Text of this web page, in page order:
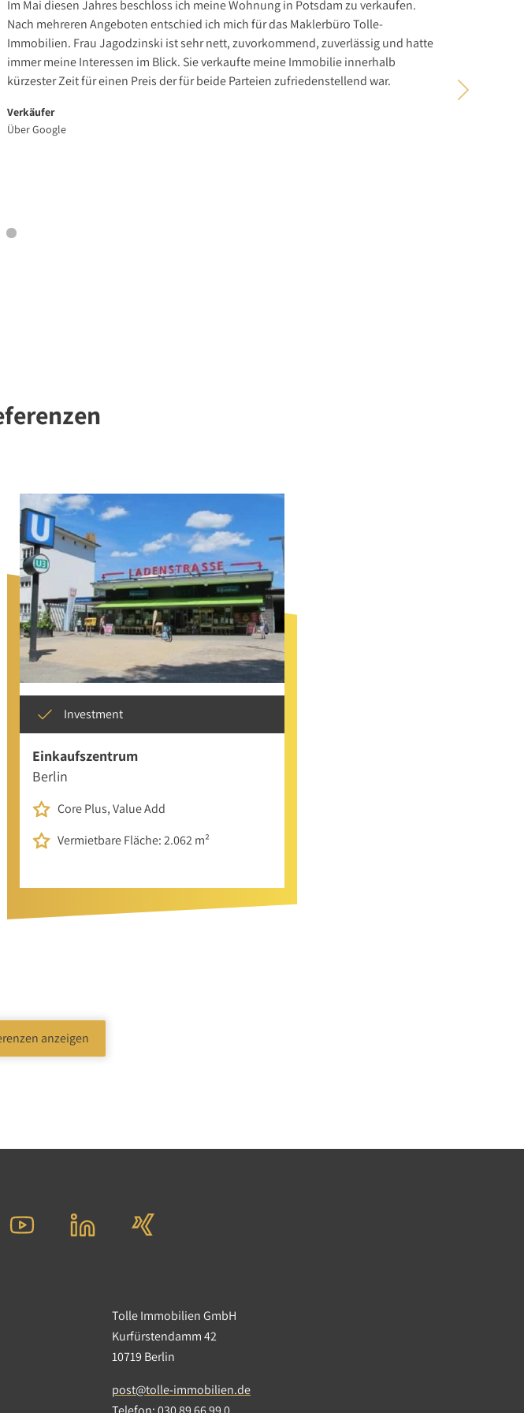
Im Mai diesen Jahres beschloss ich meine Wohnung in Potsdam zu verkaufen.
Nach mehreren Angeboten entschied ich mich für das Maklerbüro Tolle-
Immobilien. Frau Jagodzinski ist sehr nett, zuvorkommend, zuverlässig und hatte
immer meine Interessen im Blick. Sie verkaufte meine Immobilie innerhalb
kürzester Zeit für einen Preis der für beide Parteien zufriedenstellend war.
Verkäufer
Über Google
Investment
Einkaufszentrum
Berlin
Core Plus, Value Add
Vermietbare Fläche: 2.062 m²
anzeigen
Tolle Immobilien GmbH
Kurfürstendamm 42
10719 Berlin
post@tolle-immobilien.de